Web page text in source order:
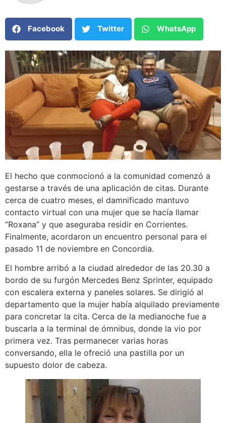
Facebook Twitter WhatsApp
El hecho que conmocionó a la comunidad comenzó a
gestarse a través de una aplicación de citas. Durante
cerca de cuatro meses, el damnificado mantuvo
contacto virtual con una mujer que se hacía llamar
“Roxana” y que aseguraba residir en Corrientes.
Finalmente, acordaron un encuentro personal para el
pasado 11 de noviembre en Concordia.
El hombre arribó a la ciudad alrededor de las 20.30 a
bordo de su furgón Mercedes Benz Sprinter, equipado
con escalera externa y paneles solares. Se dirigió al
departamento que la mujer había alquilado previamente
para concretar la cita. Cerca de la medianoche fue a
buscarla a la terminal de ómnibus, donde la vio por
primera vez. Tras permanecer varias horas
conversando, ella le ofreció una pastilla por un
supuesto dolor de cabeza.